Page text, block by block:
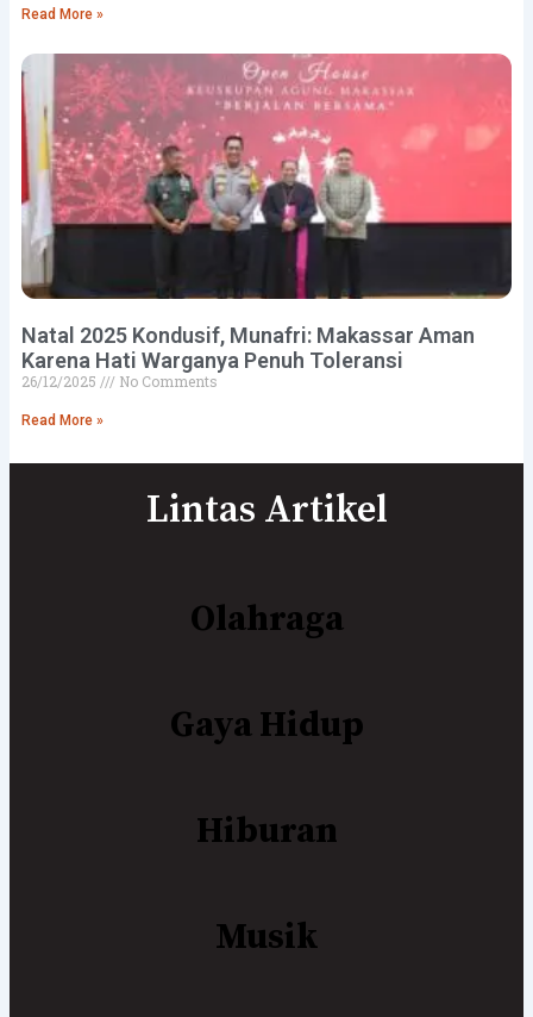
Read More »
Natal 2025 Kondusif, Munafri: Makassar Aman
Karena Hati Warganya Penuh Toleransi
26/12/2025 No Comments
Read More »
Lintas Artikel
Olahraga
Gaya Hidup
Hiburan
Musik